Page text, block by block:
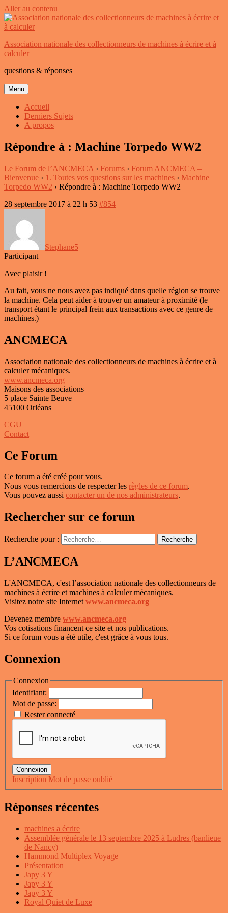
Aller au contenu
Association nationale des collectionneurs de machines à écrire et à
calculer
questions & réponses
Menu
Accueil
Derniers Sujets
A propos
Répondre à : Machine Torpedo WW2
Le Forum de l’ANCMECA › Forums › Forum ANCMECA –
Bienvenue › 1. Toutes vos questions sur les machines › Machine
Torpedo WW2 › Répondre à : Machine Torpedo WW2
28 septembre 2017 à 22 h 53 #854
Stephane5
Participant
Avec plaisir !
Au fait, vous ne nous avez pas indiqué dans quelle région se trouve
la machine. Cela peut aider à trouver un amateur à proximité (le
transport étant le principal frein aux transactions avec ce genre de
machines.)
ANCMECA
Association nationale des collectionneurs de machines à écrire et à
calculer mécaniques.
www.ancmeca.org
Maisons des associations
5 place Sainte Beuve
45100 Orléans
CGU
Contact
Ce Forum
Ce forum a été créé pour vous.
Nous vous remercions de respecter les règles de ce forum.
Vous pouvez aussi contacter un de nos administrateurs.
Rechercher sur ce forum
Recherche pour : Recherche
L’ANCMECA
L'ANCMECA, c'est l’association nationale des collectionneurs de
machines à écrire et machines à calculer mécaniques.
Visitez notre site Internet www.ancmeca.org
Devenez membre www.ancmeca.org
Vos cotisations financent ce site et nos publications.
Si ce forum vous a été utile, c'est grâce à vous tous.
Connexion
Connexion
Identifiant:
Mot de passe:
Rester connecté
Connexion
Inscription Mot de passe oublié
Réponses récentes
machines a écrire
Assemblée générale le 13 septembre 2025 à Ludres (banlieue
de Nancy)
Hammond Multiplex Voyage
Présentation
Japy 3 Y
Japy 3 Y
Japy 3 Y
Royal Quiet de Luxe